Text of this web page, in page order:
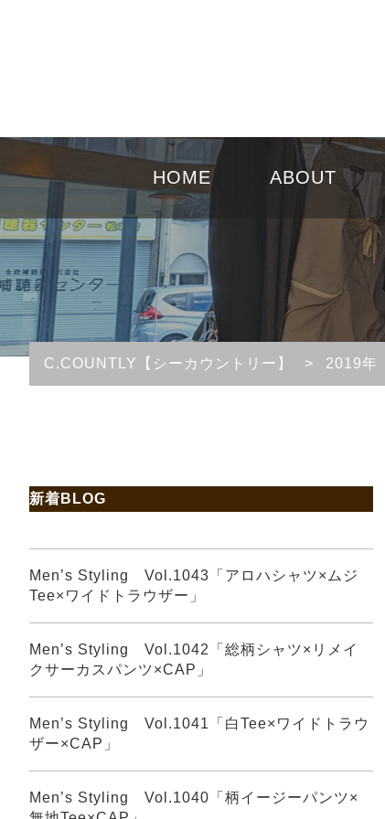
HOME ABOUT
C.COUNTLY【シーカウントリー】 > 2019年
新着BLOG
Men’s Styling Vol.1043「アロハシャツ×ムジ
Tee×ワイドトラウザー」
Men’s Styling Vol.1042「総柄シャツ×リメイ
クサーカスパンツ×CAP」
Men’s Styling Vol.1041「白Tee×ワイドトラウ
ザー×CAP」
Men’s Styling Vol.1040「柄イージーパンツ×